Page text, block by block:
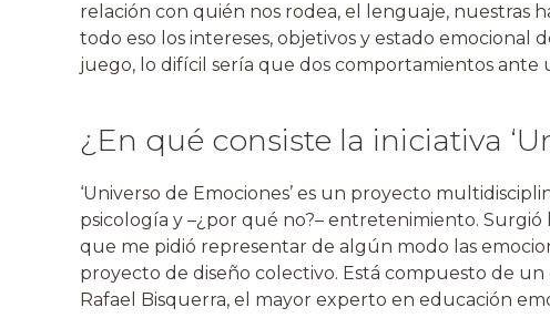
relación con quién nos rodea, el lenguaje, nuestras
todo eso los intereses, objetivos y estado emocional
juego, lo difícil sería que dos comportamientos ante
¿En qué consiste la iniciativa
‘Universo de Emociones’ es un proyecto
psicología y –¿por qué no?– entretenimiento. Surgió
que me pidió representar de algún modo las
proyecto de diseño colectivo. Está compuesto de
Rafael Bisquerra, el mayor experto en educación